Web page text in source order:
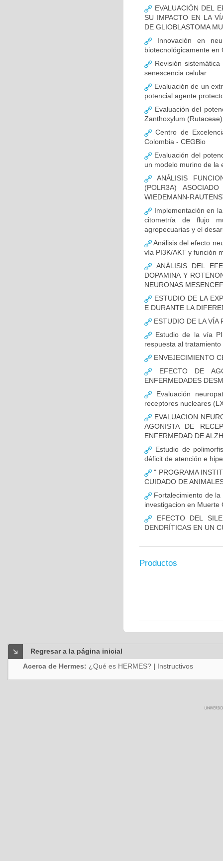
EVALUACIÓN DEL
SU IMPACTO EN LA
DE GLIOBLASTOMA
Innovación en
biotecnológicamente en
Revisión
senescencia celular
Evaluación de un
potencial agente
Evaluación del
Zanthoxylum
Centro de
Colombia - CEGBio
Evaluación del
un modelo murino de la
ANÁLISIS
(POLR3A)
WIEDEMANN-
Implementación en
citometría de flujo
agropecuarias y el
Análisis del efecto
vía PI3K/AKT y función
ANÁLISIS DEL
DOPAMINA Y
NEURONAS
ESTUDIO DE LA
E DURANTE LA
ESTUDIO DE LA VÍA
Estudio de la vía
respuesta al tratamiento
ENVEJECIMIENTO
EFECTO DE
ENFERMEDADES
Evaluación
receptores nucleares
EVALUACION
AGONISTA DE
ENFERMEDAD DE
Estudio de
déficit de atención e
" PROGRAMA
CUIDADO DE
Fortalecimiento de la
investigacion en Muerte
EFECTO DEL
DENDRÍTICAS EN UN
Productos
Regresar a la página inicial
Acerca de Hermes: ¿Qué es HERMES? | Instructivos